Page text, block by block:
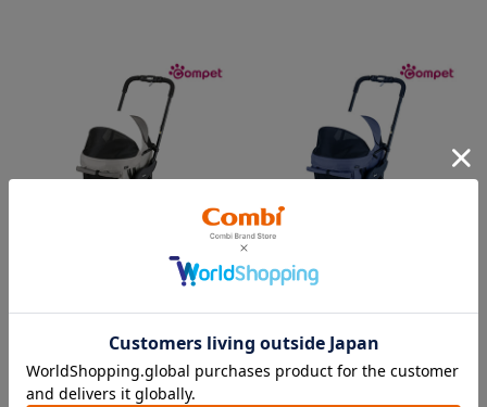
新色登場！幌はファスナー式
でラクラク開閉でき、ワンち
ルファ
新色登場！幌はファスナー式